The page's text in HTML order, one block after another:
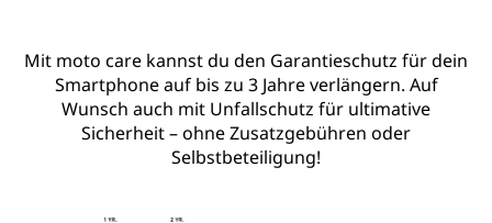
Mit moto care kannst du den Garantieschutz für dein
Smartphone auf bis zu 3 Jahre verlängern. Auf
Wunsch auch mit Unfallschutz für ultimative
Sicherheit – ohne Zusatzgebühren oder
Selbstbeteiligung!